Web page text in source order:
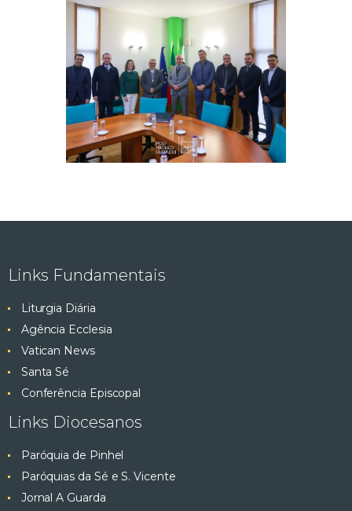
Links Fundamentais
Liturgia Diária
Agência Ecclesia
Vatican News
Santa Sé
Conferência Episcopal
Links Diocesanos
Paróquia de Pinhel
Paróquias da Sé e S. Vicente
Jornal A Guarda